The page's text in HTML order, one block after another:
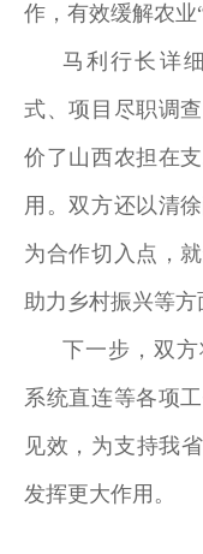
作，有效缓解农业
马利行长详
式、项目尽职调
价了山西农担在
用。双方还以清
为合作切入点，
助力乡村振兴等方
下一步，双
系统直连等各项
见效，为支持我省
发挥更大作用。